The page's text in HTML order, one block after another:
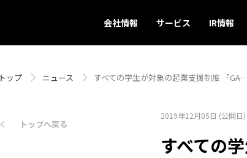
会社情報 サービス IR情報
トップ ニュース すべての学生が対象の起業支援制度 「GA…
トップへ戻る
2019年12月05日 (公開日)
すべての